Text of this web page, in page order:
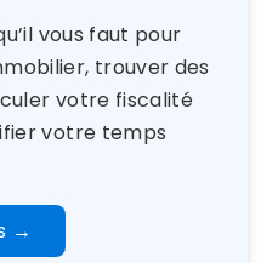
vous faut pour
trouver des
votre fiscalité
votre temps
→